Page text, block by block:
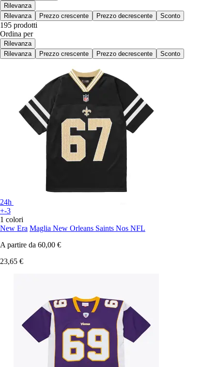
Rilevanza
Rilevanza
Prezzo crescente Prezzo decrescente Sconto
195 prodotti
Ordina per
Rilevanza
Rilevanza
Prezzo crescente Prezzo decrescente Sconto
24h
+-3
1 colori
New Era Maglia New Orleans Saints Nos NFL
A partire da 60,00 €
23,65 €